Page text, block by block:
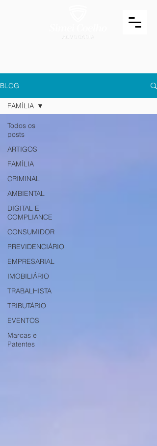
BLOG
Todos os
posts
ARTIGOS
FAMÍLIA
CRIMINAL
AMBIENTAL
DIGITAL E
COMPLIANCE
CONSUMIDOR
PREVIDENCIÁRIO
EMPRESARIAL
IMOBILIÁRIO
TRABALHISTA
TRIBUTÁRIO
EVENTOS
Marcas e
Patentes
FAMÍLIA